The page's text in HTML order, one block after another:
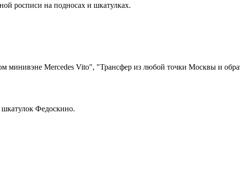
росписи на подносах и шкатулках.
минивэне Mercedes Vito", "Трансфер из любой точки Москвы и
Федоскино.